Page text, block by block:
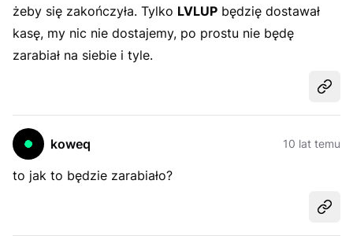
żeby się zakończyła. Tylko LVLUP będzię dostawał
kasę, my nic nie dostajemy, po prostu nie będę
zarabiał na siebie i tyle.
koweq 10 lat temu
to jak to będzie zarabiało?